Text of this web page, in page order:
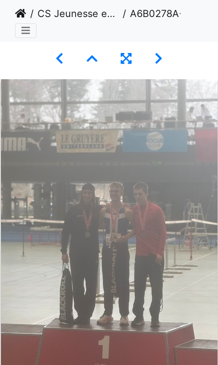
CS Jeunesse en salle Février 2025 - Macolin A6B0278A-41C2-43EC-9052-2839A9A70E74 1 105 c